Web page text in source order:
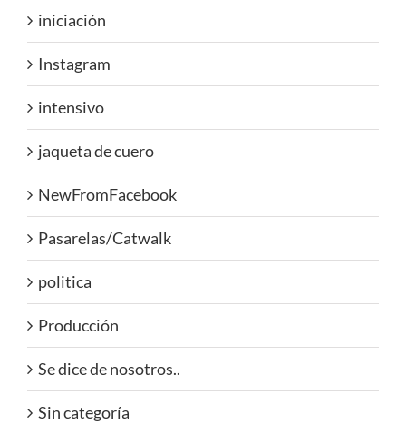
iniciación
Instagram
intensivo
jaqueta de cuero
NewFromFacebook
Pasarelas/Catwalk
politica
Producción
Se dice de nosotros..
Sin categoría